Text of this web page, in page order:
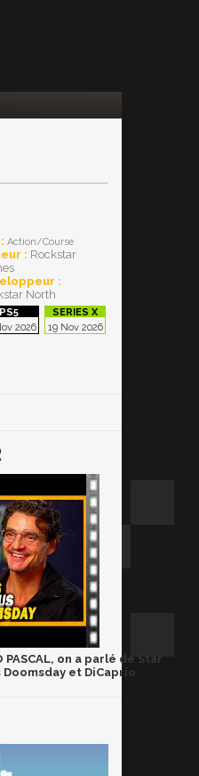
Action/Course
: Rockstar
:
North
2026 19 Nov 2026
on a parlé de Star
et DiCaprio